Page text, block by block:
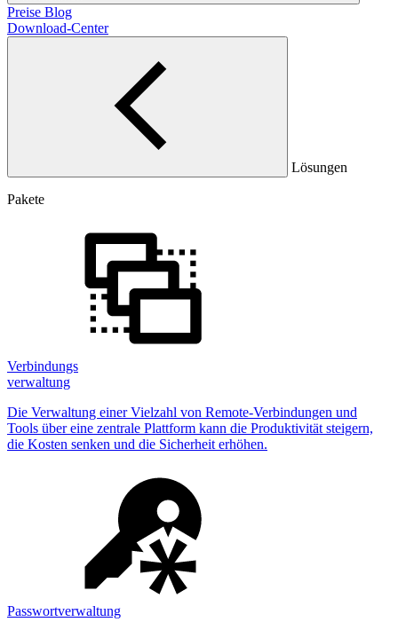
Preise Blog
Download-Center
Lösungen
Pakete
Verbindungs
verwaltung
Die Verwaltung einer Vielzahl von Remote-Verbindungen und
Tools über eine zentrale Plattform kann die Produktivität steigern,
die Kosten senken und die Sicherheit erhöhen.
Passwortverwaltung